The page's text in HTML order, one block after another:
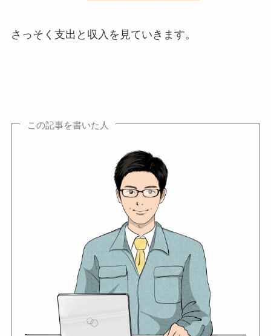
さっそく支出と収入を見ていきます。
この記事を書いた人